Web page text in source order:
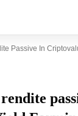
Passive In